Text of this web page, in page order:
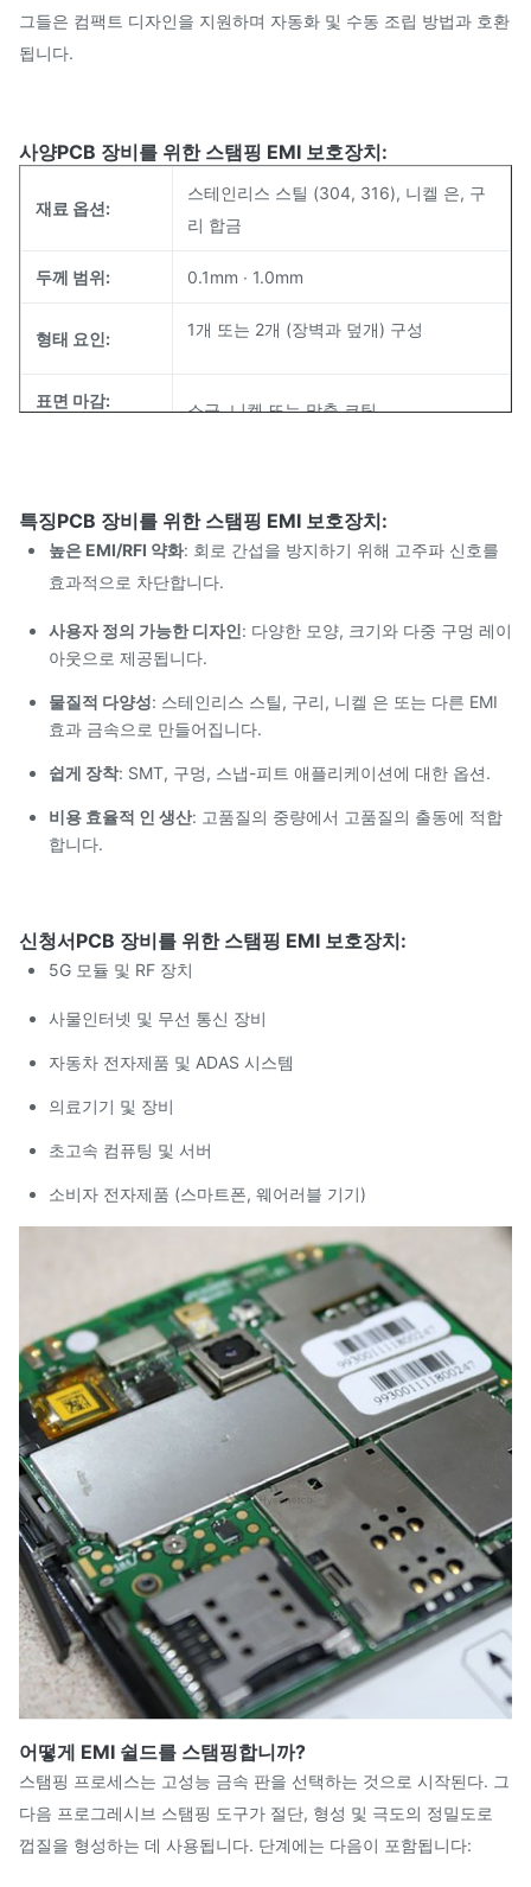
그들은 컴팩트 디자인을 지원하며 자동화 및 수동 조립 방법과 호환
됩니다.
사양PCB 장비를 위한 스탬핑 EMI 보호장치:
재료 옵션:
스테인리스 스틸 (304, 316), 니켈 은, 구
리 합금
두께 범위: 0.1mm ∙ 1.0mm
형태 요인: 1개 또는 2개 (장벽과 덮개) 구성
표면 마감: 소금, 니켈 또는 맞춤 코팅
생산 방법: 고속 스탬핑 및 폼핑
테이프 & 릴, 트레이, 또는 대용량, 귀하의
요구 사항에 따라
특징PCB 장비를 위한 스탬핑 EMI 보호장치:
높은 EMI/RFI 약화: 회로 간섭을 방지하기 위해 고주파 신호를
효과적으로 차단합니다.
사용자 정의 가능한 디자인: 다양한 모양, 크기와 다중 구멍 레이
아웃으로 제공됩니다.
물질적 다양성: 스테인리스 스틸, 구리, 니켈 은 또는 다른 EMI
효과 금속으로 만들어집니다.
쉽게 장착: SMT, 구멍, 스냅-피트 애플리케이션에 대한 옵션.
비용 효율적 인 생산: 고품질의 중량에서 고품질의 출동에 적합
합니다.
신청서PCB 장비를 위한 스탬핑 EMI 보호장치:
5G 모듈 및 RF 장치
사물인터넷 및 무선 통신 장비
자동차 전자제품 및 ADAS 시스템
의료기기 및 장비
초고속 컴퓨팅 및 서버
소비자 전자제품 (스마트폰, 웨어러블 기기)
어떻게 EMI 쉴드를 스탬핑합니까?
스탬핑 프로세스는 고성능 금속 판을 선택하는 것으로 시작된다. 그
다음 프로그레시브 스탬핑 도구가 절단, 형성 및 극도의 정밀도로
껍질을 형성하는 데 사용됩니다. 단계에는 다음이 포함됩니다: